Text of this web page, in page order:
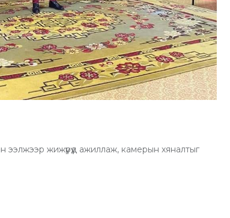
жижүүрүүд ажиллаж, камерын хяналтыг